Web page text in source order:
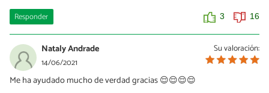
Responder 3 16
Su valoración:
Nataly Andrade
14/06/2021
Me ha ayudado mucho de verdad gracias 😌😌😌😌